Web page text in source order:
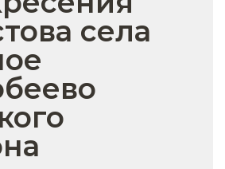
села